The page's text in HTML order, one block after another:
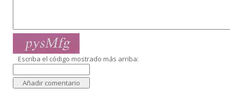
Escriba el código mostrado más arriba: